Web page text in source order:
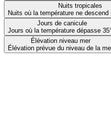
Nuits tropicales
Nuits où la température ne descend
Jours de canicule
Jours où la température dépasse
Élévation niveau mer
Élévation prévue du niveau de la